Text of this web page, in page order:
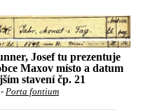
Josef tu prezentuje
Maxov místo a datum
stavení čp. 21
Porta fontium